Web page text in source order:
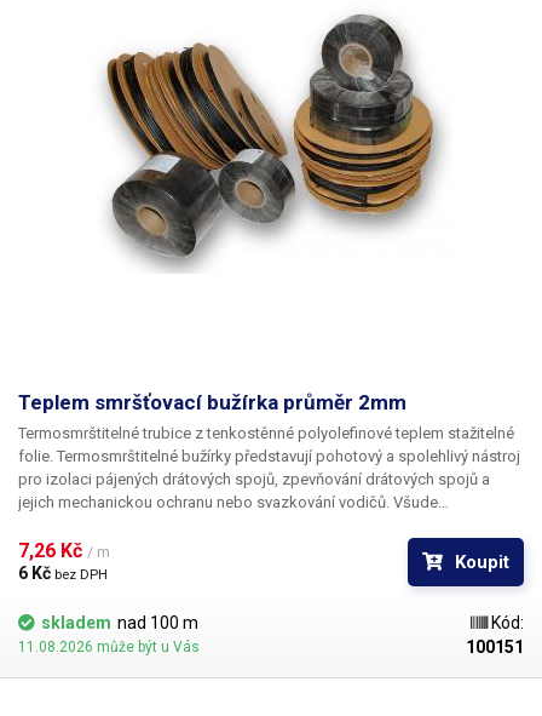
Teplem smršťovací bužírka průměr 2mm
Termosmrštitelné trubice z tenkostěnné polyolefinové teplem stažitelné
folie. Termosmrštitelné bužírky představují pohotový a spolehlivý nástroj
pro izolaci pájených drátových spojů, zpevňování drátových spojů a
jejich mechanickou ochranu nebo svazkování vodičů. Všude
elektrikářská izolační páska je nyní možné nasadit teplem smrštitelné
fólie.
7,26 Kč / m
6 Kč bez DPH
Koupit
skladem nad 100 m
11.08.2026 může být u Vás
Kód:
100151